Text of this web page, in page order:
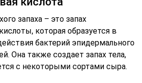
запаха – это запах
которая образуется в
бактерий эпидермального
Она также создает запах тела,
с некоторыми сортами сыра.